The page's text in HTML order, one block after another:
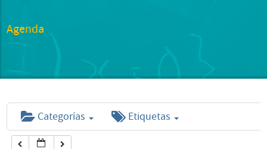
Agenda
Categorías Etiquetas
6:00 am